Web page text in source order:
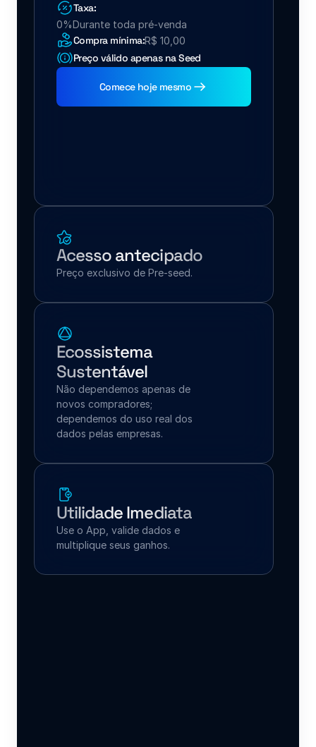
Taxa:
0%Durante toda pré-venda
Compra mínima:R$ 10,00
Preço válido apenas na Seed
Comece hoje mesmo
Acesso antecipado
Preço exclusivo de Pre-seed.
Ecossistema
Sustentável
Não dependemos apenas de
novos compradores;
dependemos do uso real dos
dados pelas empresas.
Utilidade Imediata
Use o App, valide dados e
multiplique seus ganhos.